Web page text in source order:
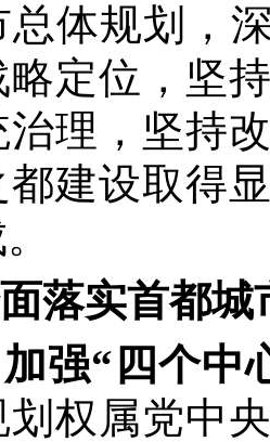
总体规划，
定位，坚
理，坚持
建设取得
落实首都
加强“四个中
权属党中